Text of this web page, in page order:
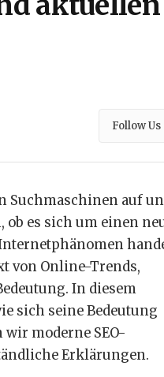
Follow Us
Suchmaschinen auf
es sich um einen
von Online-Trends,
In diesem
sich seine Bedeutung
moderne SEO-
Erklärungen.